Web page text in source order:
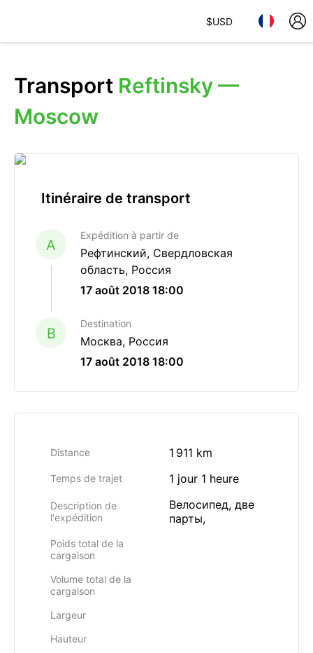
$USD
Transport Reftinsky —
Moscow
Itinéraire de transport
A
Expédition à partir de
Рефтинский, Свердловская
область, Россия
17 août 2018 18:00
B
Destination
Москва, Россия
17 août 2018 18:00
Distance 1 911 km
Temps de trajet 1 jour 1 heure
Description de
l'expédition
Велосипед, две
парты,
Poids total de la
cargaison
Volume total de la
cargaison
Largeur
Hauteur